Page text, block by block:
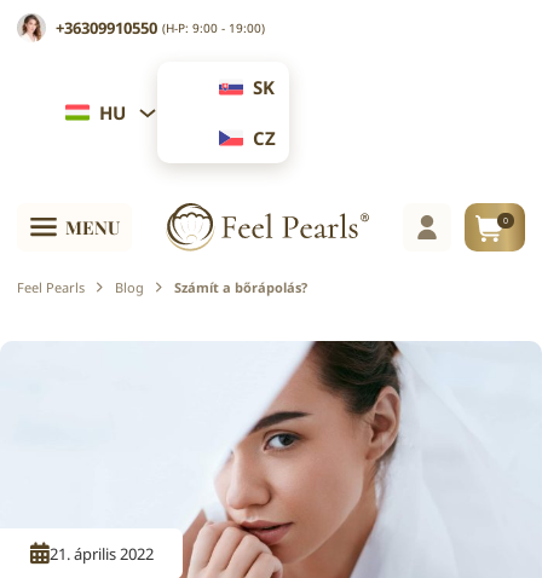
+36309910550 (H-P: 9:00 - 19:00)
HU
SK
CZ
MENU 0
Feel Pearls Blog Számít a bőrápolás?
21. április 2022